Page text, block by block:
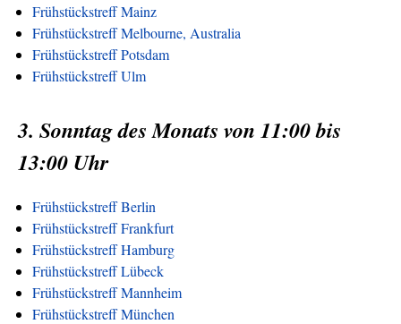
Frühstückstreff Mainz
Frühstückstreff Melbourne, Australia
Frühstückstreff Potsdam
Frühstückstreff Ulm
3. Sonntag des Monats von 11:00 bis
13:00 Uhr
Frühstückstreff Berlin
Frühstückstreff Frankfurt
Frühstückstreff Hamburg
Frühstückstreff Lübeck
Frühstückstreff Mannheim
Frühstückstreff München